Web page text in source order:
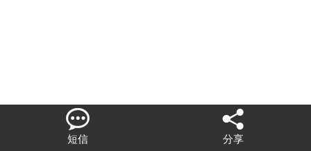

短信

分享